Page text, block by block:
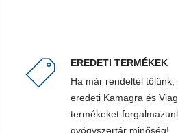
EREDETI TERMÉKEK
Ha már rendeltél tőlünk,
eredeti Kamagra és
termékeket
gyógyszertár minőség!